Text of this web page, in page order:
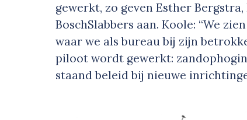
gewerkt, zo geven Esther
BoschSlabbers aan. Koole: “We
waar we als bureau bij zijn
piloot wordt gewerkt:
staand beleid bij nieuwe